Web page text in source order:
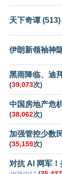
天下奇谭
伊朗新领袖神
黑雨降临、迪
(39,073次)
中国房地产危
(38,062次)
加强管控少数
(35,159次)
对抗 AI 网军